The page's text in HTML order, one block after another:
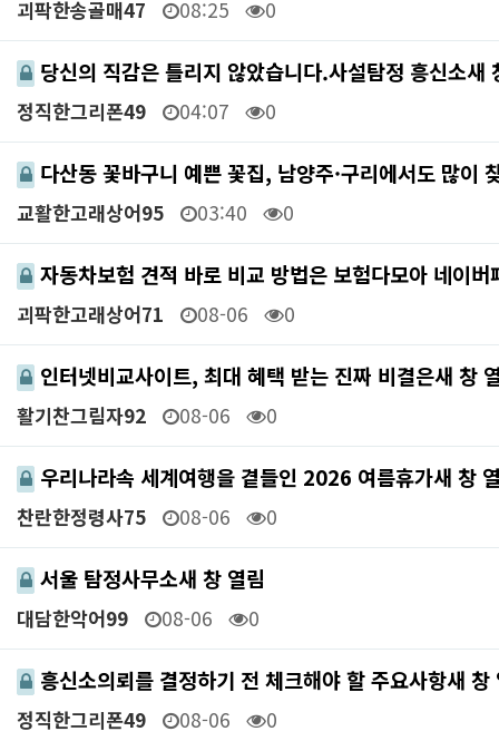
괴팍한송골매47 08:25 0
당신의 직감은 틀리지 않았습니다.사설탐정 흥신소
정직한그리폰49 04:07 0
다산동 꽃바구니 예쁜 꽃집, 남양주·구리에서도 많
교활한고래상어95 03:40 0
자동차보험 견적 바로 비교 방법은 보험다모아 네이
괴팍한고래상어71 08-06 0
인터넷비교사이트, 최대 혜택 받는 진짜 비결은새 창
활기찬그림자92 08-06 0
우리나라속 세계여행을 곁들인 2026 여름휴가새 창
찬란한정령사75 08-06 0
서울 탐정사무소새 창 열림
대담한악어99 08-06 0
흥신소의뢰를 결정하기 전 체크해야 할 주요사항새
정직한그리폰49 08-06 0